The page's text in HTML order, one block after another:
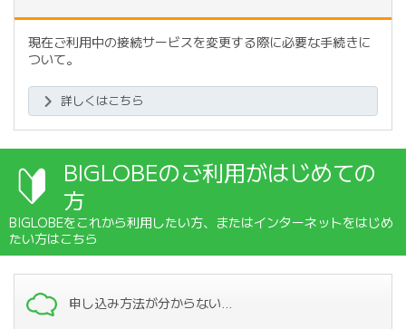
現在ご利用中の接続サービスを変更する際に必要な手続きに
ついて。
詳しくはこちら
BIGLOBEのご利用がはじめての
方
BIGLOBEをこれから利用したい方、またはインターネットをはじめ
たい方はこちら
申し込み方法が分からない…